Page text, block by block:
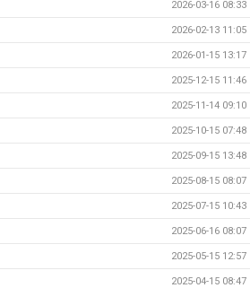
2026-03-16 08:33
2026-02-13 11:05
2026-01-15 13:17
2025-12-15 11:46
2025-11-14 09:10
2025-10-15 07:48
2025-09-15 13:48
2025-08-15 08:07
2025-07-15 10:43
2025-06-16 08:07
2025-05-15 12:57
2025-04-15 08:47